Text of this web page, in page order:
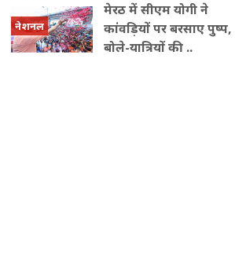
नेशनल
मेरठ में सीएम योगी ने
कांवड़ियों पर बरसाए पुष्प,
बोले-यात्रियों की ..